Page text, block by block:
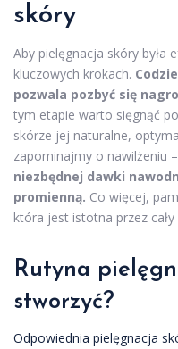
skóry
Aby pielęgnacja skóry była
kluczowych krokach.
pozwala pozbyć się
tym etapie warto sięgnąć
skórze jej naturalne,
zapominajmy o nawilżeniu –
niezbędnej dawki
promienną. Co więcej,
która jest istotna przez
Rutyna
stworzyć?
Odpowiednia pielęgnacja